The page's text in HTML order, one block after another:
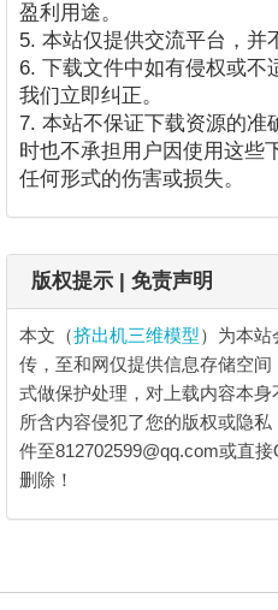
盈利用途。
5. 本站仅提供交流平台，并
6. 下载文件中如有侵权或不
我们立即纠正。
7. 本站不保证下载资源的准
时也不承担用户因使用这些
任何形式的伤害或损失。
版权提示 | 免责声明
本文（挤出机三维模型）为本站
传，至和网仅提供信息存储空
式做保护处理，对上载内容本身
所含内容侵犯了您的版权或隐
件至812702599@qq.com或直
删除！